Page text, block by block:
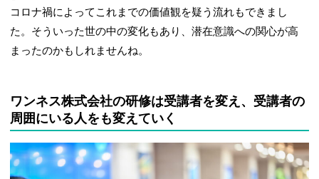
コロナ禍によってこれまでの価値観を疑う流れもできまし
た。そういった世の中の変化もあり、潜在意識への関心が高
まったのかもしれませんね。
ワンネス株式会社の研修は受講者を変え、受講者の
周囲にいる人をも変えていく